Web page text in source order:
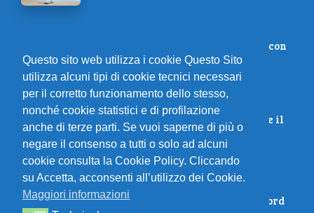
Perdi peso facendo questi esercizi con
i manubri
Allenamento estivo: strategie per
mantenere la velocità e combattere il
caldo
Il futuro del gut training: come
migliorare la tolleranza ai
carboidrati per prestazioni da record
Questo sito web utilizza i cookie Questo Sito
utilizza alcuni tipi di cookie tecnici necessari
per il corretto funzionamento dello stesso,
nonché cookie statistici e di profilazione
anche di terze parti. Se vuoi saperne di più o
negare il consenso a tutti o solo ad alcuni
cookie consulta la Cookie Policy. Cliccando
su Accetta, acconsenti all’utilizzo dei Cookie.
Maggiori informazioni